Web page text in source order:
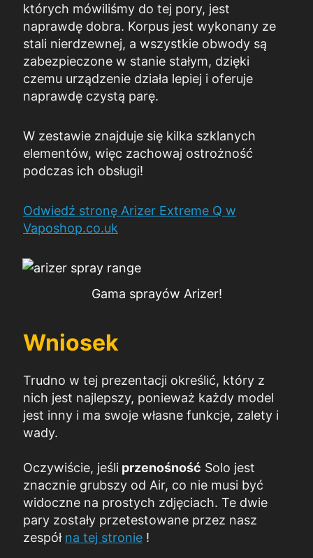
których mówiliśmy do tej pory, jest
naprawdę dobra. Korpus jest wykonany ze
stali nierdzewnej, a wszystkie obwody są
zabezpieczone w stanie stałym, dzięki
czemu urządzenie działa lepiej i oferuje
naprawdę czystą parę.
W zestawie znajduje się kilka szklanych
elementów, więc zachowaj ostrożność
podczas ich obsługi!
Odwiedź stronę Arizer Extreme Q w
Vaposhop.co.uk
Gama sprayów Arizer!
Wniosek
Trudno w tej prezentacji określić, który z
nich jest najlepszy, ponieważ każdy model
jest inny i ma swoje własne funkcje, zalety i
wady.
Oczywiście, jeśli przenośność Solo jest
znacznie grubszy od Air, co nie musi być
widoczne na prostych zdjęciach. Te dwie
pary zostały przetestowane przez nasz
zespół na tej stronie !